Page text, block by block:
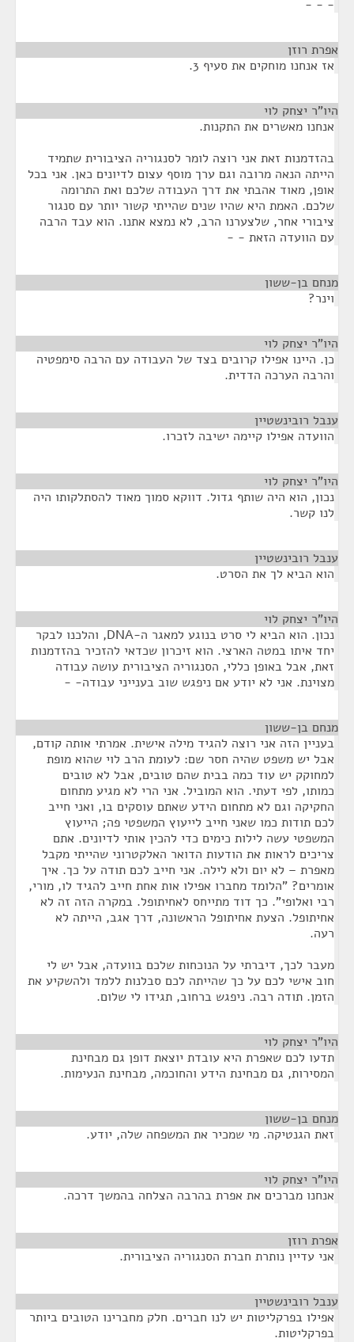
- - -
אפרת רוזן
אז אנחנו מוחקים את סעיף 3.
היו"ר יצחק לוי
אנחנו מאשרים את התקנות.
בהזדמנות זאת אני רוצה לומר לסנגוריה הציבורית שתמיד
הייתה הנאה מרובה וגם ערך מוסף עצום לדיונים כאן. אני בכל
אופן, מאוד אהבתי את דרך העבודה שלכם ואת התרומה
שלכם. האמת היא שהיו שנים שהייתי קשור יותר עם סנגור
ציבורי אחר, שלצערנו הרב, לא נמצא אתנו. הוא עבד הרבה
עם הוועדה הזאת - -
מנחם בן-ששון
וינר?
היו"ר יצחק לוי
כן. היינו אפילו קרובים בצד של העבודה עם הרבה סימפטיה
והרבה הערכה הדדית.
ענבל רובינשטיין
הוועדה אפילו קיימה ישיבה לזכרו.
היו"ר יצחק לוי
נכון, הוא היה שותף גדול. דווקא סמוך מאוד להסתלקותו היה
לנו קשר.
ענבל רובינשטיין
הוא הביא לך את הסרט.
היו"ר יצחק לוי
נכון. הוא הביא לי סרט בנוגע למאגר ה-DNA, והלכנו לבקר
יחד איתו במטה הארצי. הוא זיכרון שכדאי להזכיר בהזדמנות
זאת, אבל באופן כללי, הסנגוריה הציבורית עושה עבודה
מצוינת. אני לא יודע אם ניפגש שוב בענייני עבודה- -
מנחם בן-ששון
בעניין הזה אני רוצה להגיד מילה אישית. אמרתי אותה קודם,
אבל יש משפט שהיה חסר שם: לעומת הרב לוי שהוא מופת
למחוקק יש עוד כמה בבית שהם טובים, אבל לא טובים
כמותו, לפי דעתי. הוא המוביל. אני הרי לא מגיע מתחום
החקיקה וגם לא מתחום הידע שאתם עוסקים בו, ואני חייב
לכם תודות כמו שאני חייב לייעוץ המשפטי פה; הייעוץ
המשפטי עשה לילות כימים כדי להכין אותי לדיונים. אתם
צריכים לראות את הודעות הדואר האלקטרוני שהייתי מקבל
מאפרת – לא יום ולא לילה. אני חייב לכם תודה על כך. איך
אומרים? "הלומד מחברו אפילו אות אחת חייב להגיד לו, מורי,
רבי ואלופי". כך דוד מתייחס לאחיתופל. במקרה הזה זה לא
אחיתופל. הצעת אחיתופל הראשונה, דרך אגב, הייתה לא
רעה.
מעבר לכך, דיברתי על הנוכחות שלכם בוועדה, אבל יש לי
חוב אישי לכם על כך שהייתה לכם סבלנות ללמד ולהשקיע את
הזמן. תודה רבה. ניפגש ברחוב, תגידו לי שלום.
היו"ר יצחק לוי
תדעו לכם שאפרת היא עובדת יוצאת דופן גם מבחינת
המסירות, גם מבחינת הידע והחוכמה, מבחינת הנעימות.
מנחם בן-ששון
זאת הגנטיקה. מי שמכיר את המשפחה שלה, יודע.
היו"ר יצחק לוי
אנחנו מברכים את אפרת בהרבה הצלחה בהמשך דרכה.
אפרת רוזן
אני עדיין נותרת חברת הסנגוריה הציבורית.
ענבל רובינשטיין
אפילו בפרקליטות יש לנו חברים. חלק מחברינו הטובים ביותר
בפרקליטות.